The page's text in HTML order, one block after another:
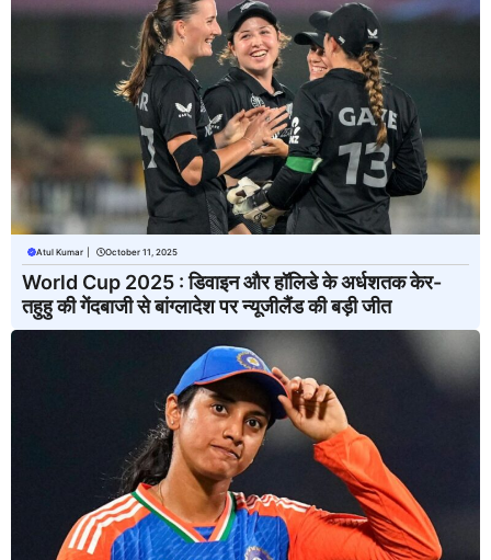
Atul Kumar October 11, 2025
World Cup 2025 : डिवाइन और हॉलिडे के अर्धशतक केर-
तहुहु की गेंदबाजी से बांग्लादेश पर न्यूजीलैंड की बड़ी जीत